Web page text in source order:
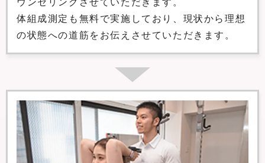
ウンセリングさせていただきます。
体組成測定も無料で実施しており、現状から理想
の状態への道筋をお伝えさせていただきます。